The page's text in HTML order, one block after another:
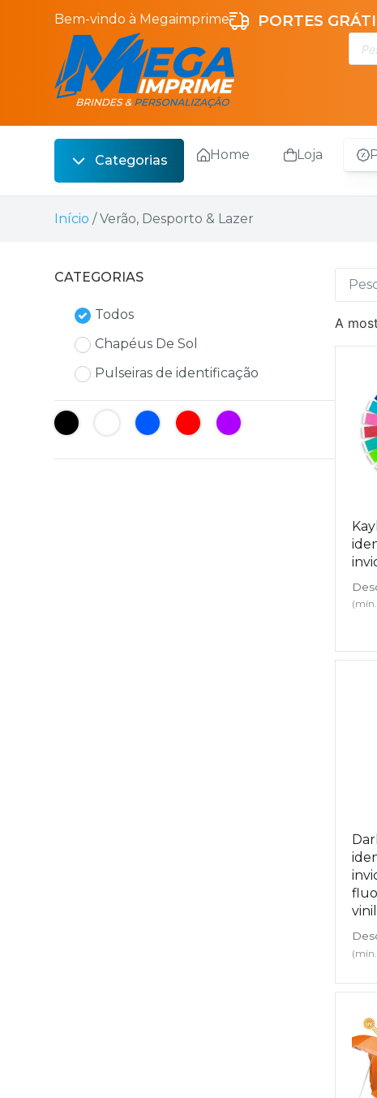
Bem-vindo à Megaimprime PORTES
Categorias
Escrita
Bebidas
Malas
Lazer
Vestuário Laboral
Têxtil
Home Loja
Início / Verão, Desporto & Lazer
CATEGORIAS
Todos
Chapéus De Sol
Pulseiras de identificação
A
vinil